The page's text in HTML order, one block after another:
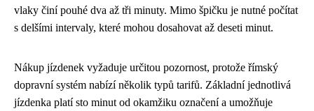
vlaky činí pouhé dva až tři minuty. Mimo špičku je nutné počítat
s delšími intervaly, které mohou dosahovat až deseti minut.
Nákup jízdenek vyžaduje určitou pozornost, protože římský
dopravní systém nabízí několik typů tarifů. Základní jednotlivá
jízdenka platí sto minut od okamžiku označení a umožňuje